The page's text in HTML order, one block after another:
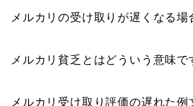
メルカリの受け取りが遅くなる場
メルカリ貧乏とはどういう意味で
メルカリ受け取り評価の遅れた例